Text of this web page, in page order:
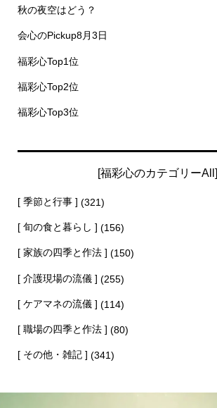
秋の夜空はどう？
会心のPickup8月3日
福彩心Top1位
福彩心Top2位
福彩心Top3位
[福彩心のカテゴリーAll]
[ 季節と行事 ] (321)
[ 旬の食と暮らし ] (156)
[ 家族の四季と作法 ] (150)
[ 介護現場の流儀 ] (255)
[ ケアマネの流儀 ] (114)
[ 職場の四季と作法 ] (80)
[ その他・雑記 ] (341)